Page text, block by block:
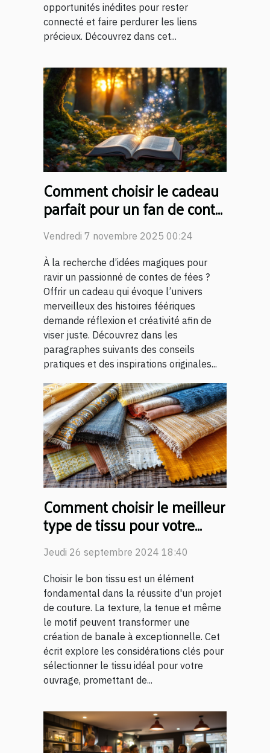
opportunités inédites pour rester
connecté et faire perdurer les liens
précieux. Découvrez dans cet...
Comment choisir le cadeau
parfait pour un fan de conte
de fées ?
Vendredi 7 novembre 2025 00:24
À la recherche d’idées magiques pour
ravir un passionné de contes de fées ?
Offrir un cadeau qui évoque l’univers
merveilleux des histoires féériques
demande réflexion et créativité afin de
viser juste. Découvrez dans les
paragraphes suivants des conseils
pratiques et des inspirations originales...
Comment choisir le meilleur
type de tissu pour votre
projet de couture
Jeudi 26 septembre 2024 18:40
Choisir le bon tissu est un élément
fondamental dans la réussite d'un projet
de couture. La texture, la tenue et même
le motif peuvent transformer une
création de banale à exceptionnelle. Cet
écrit explore les considérations clés pour
sélectionner le tissu idéal pour votre
ouvrage, promettant de...